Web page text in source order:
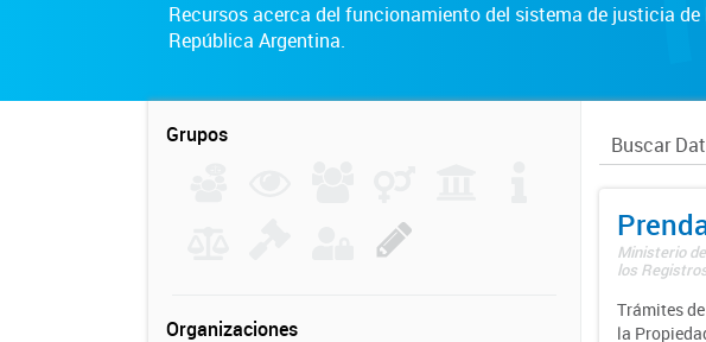
Recursos acerca del funcionamiento del sistema de justicia de
República Argentina.
Grupos
Organizaciones
Ministerio
los
Trámites
la